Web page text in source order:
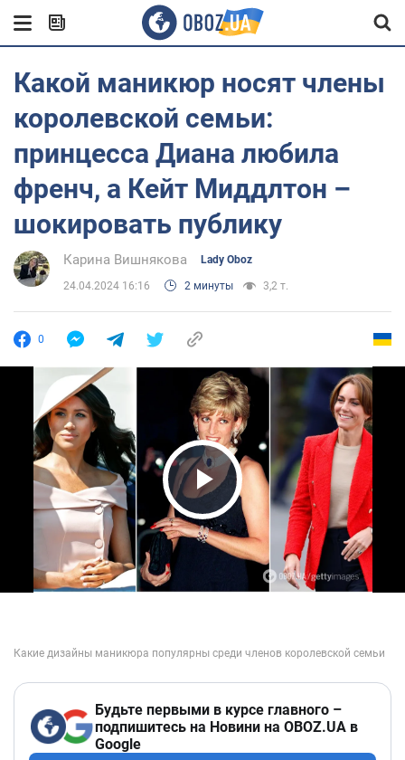
Какой маникюр носят члены
королевской семьи:
принцесса Диана любила
френч, а Кейт Миддлтон –
шокировать публику
Карина Вишнякова Lady Oboz
24.04.2024 16:16 2 минуты 3,2 т.
0
Play Video
Будьте первыми в курсе главного –
подпишитесь на Новини на OBOZ.UA в
Google